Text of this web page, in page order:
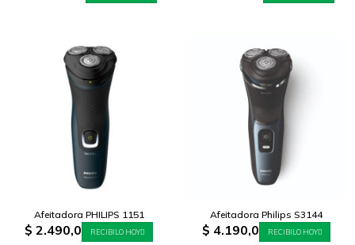
Afeitadora PHILIPS 1151
$ 2.490,0 RECIBILO HOY
Afeitadora Philips S3144
$ 4.190,0 RECIBILO HOY